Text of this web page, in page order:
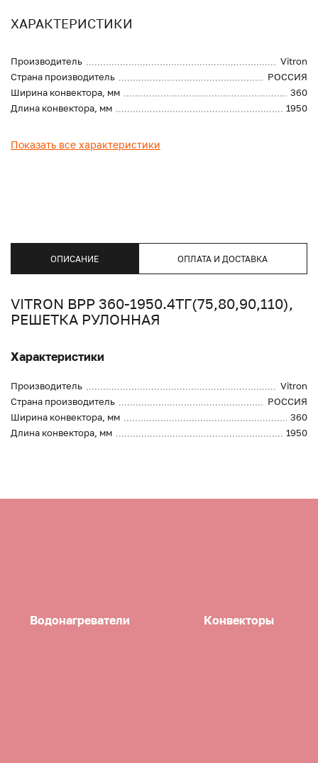
ХАРАКТЕРИСТИКИ
Производитель
Vitron
Страна производитель
РОССИЯ
Ширина конвектора, мм
360
Длина конвектора, мм
1950
Показать все характеристики
ОПИСАНИЕ ОПЛАТА И ДОСТАВКА
VITRON ВРР 360-1950.4ТГ(75,80,90,110),
РЕШЕТКА РУЛОННАЯ
Характеристики
Производитель
Vitron
Страна производитель
РОССИЯ
Ширина конвектора, мм
360
Длина конвектора, мм
1950
Водонагреватели Конвекторы